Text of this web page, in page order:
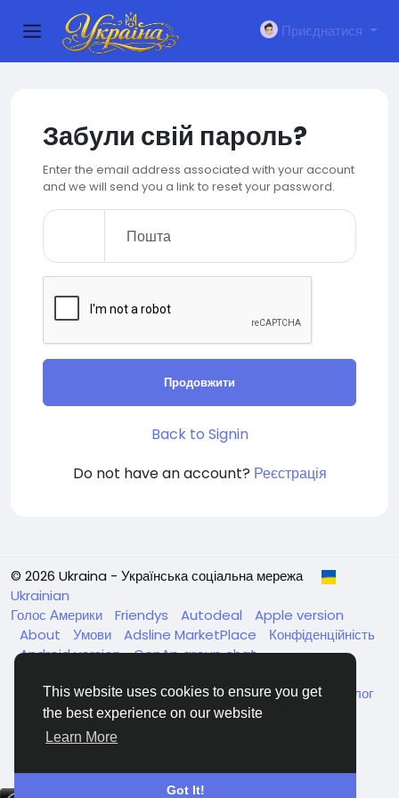
This website uses cookies to ensure you get
the best experience on our website
Learn More
Got It!
Приєднатися
Забули свій пароль?
Enter the email address associated with your account
and we will send you a link to reset your password.
Продовжити
Back to Signin
Do not have an account? Реєстрація
© 2026 Ukraina - Українська соціальна мережа
Ukrainian
Голос Америки
Friendys Autodeal
Apple version
About
Умови Adsline MarketPlace
Конфіденційність
Android version GenAp group chat
Нагодуйте голодних та безпритульних в Україні
Каталог